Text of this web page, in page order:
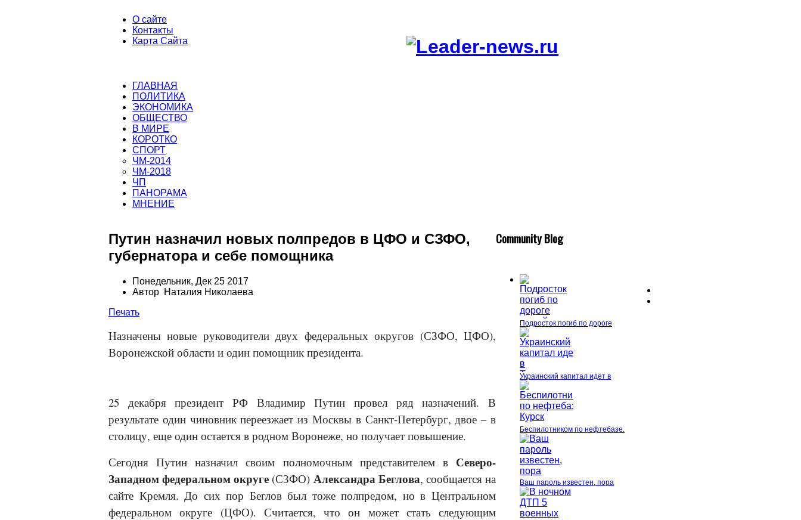
О сайте
Контакты
Карта Сайта
ГЛАВНАЯ
ПОЛИТИКА
ЭКОНОМИКА
ОБЩЕСТВО
В МИРЕ
КОРОТКО
СПОРТ
ЧМ-2014
ЧМ-2018
ЧП
ПАНОРАМА
МНЕНИЕ
Путин назначил новых полпредов в ЦФО и СЗФО,
губернатора и себе помощника
Понедельник, Дек 25 2017
Автор Наталия Николаева
Печать
Назначены новые руководители двух федеральных округов (СЗФО, ЦФО),
Воронежской области и один помощник президента.
25 декабря президент РФ Владимир Путин провел ряд назначений. В
результате один чиновник переезжает из Москвы в Санкт-Петербург, двое – в
столицу, еще один остается в родном Воронеже, но получает повышение.
Сегодня Путин назначил своим полномочным представителем в Северо-
Западном федеральном округе (СЗФО) Александра Беглова, сообщается на
сайте Кремля. До сих пор Беглов был тоже полпредом, но в Центральном
федеральном округе (ЦФО). Считается, что он может стать следующим
Community Blog
Подросток погиб по дороге
Украинский капитал идет в
Беспилотником по нефтебазе.
Ваш пароль известен, пора